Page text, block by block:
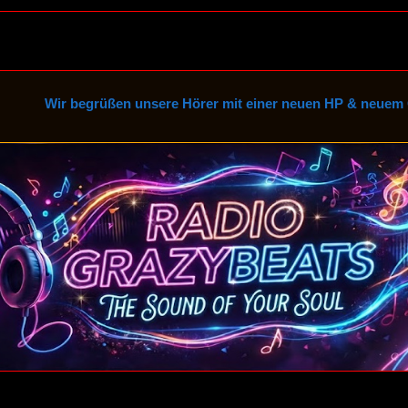
unsere Hörer mit einer neuen HP & neuem Chat, und